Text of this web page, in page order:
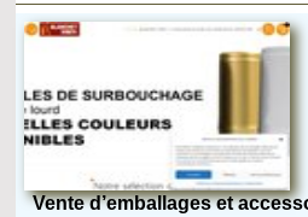
Vente d’emballages et